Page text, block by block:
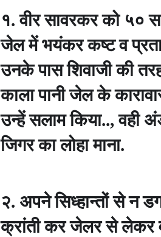
१. वीर सावरकर को ५०
जेल में भयंकर कष्ट व
उनके पास शिवाजी की
काला पानी जेल के
उन्हें सलाम किया..,वही
जिगर का लोहा माना.
२. अपने सिध्हान्तों से न
क्रांती कर जेलर से लेकर